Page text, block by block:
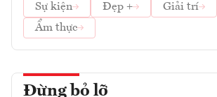
Sự kiện
Đẹp + Giải trí
Ẩm thực
Đừng bỏ lỡ